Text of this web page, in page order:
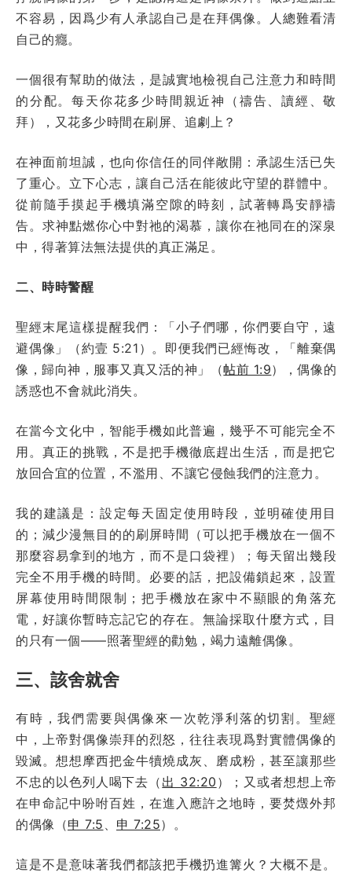
不容易，因爲少有人承認自己是在拜偶像。人總難看清
自己的癮。
一個很有幫助的做法，是誠實地檢視自己注意力和時間
的分配。每天你花多少時間親近神（禱告、讀經、敬
拜），又花多少時間在刷屏、追劇上？
在神面前坦誠，也向你信任的同伴敞開：承認生活已失
了重心。立下心志，讓自己活在能彼此守望的群體中。
從前隨手摸起手機填滿空隙的時刻，試著轉爲安靜禱
告。求神點燃你心中對祂的渴慕，讓你在祂同在的深泉
中，得著算法無法提供的真正滿足。
二、時時警醒
聖經末尾這樣提醒我們：「小子們哪，你們要自守，遠
避偶像」（約壹 5:21）。即便我們已經悔改，「離棄偶
像，歸向神，服事又真又活的神」（帖前 1:9），偶像的
誘惑也不會就此消失。
在當今文化中，智能手機如此普遍，幾乎不可能完全不
用。真正的挑戰，不是把手機徹底趕出生活，而是把它
放回合宜的位置，不濫用、不讓它侵蝕我們的注意力。
我的建議是：設定每天固定使用時段，並明確使用目
的；減少漫無目的的刷屏時間（可以把手機放在一個不
那麼容易拿到的地方，而不是口袋裡）；每天留出幾段
完全不用手機的時間。必要的話，把設備鎖起來，設置
屏幕使用時間限制；把手機放在家中不顯眼的角落充
電，好讓你暫時忘記它的存在。無論採取什麼方式，目
的只有一個——照著聖經的勸勉，竭力遠離偶像。
三、該舍就舍
有時，我們需要與偶像來一次乾淨利落的切割。聖經
中，上帝對偶像崇拜的烈怒，往往表現爲對實體偶像的
毀滅。想想摩西把金牛犢燒成灰、磨成粉，甚至讓那些
不忠的以色列人喝下去（ 出 32:20 ）；又或者想想上帝
在申命記中吩咐百姓，在進入應許之地時，要焚燬外邦
的偶像（申 7:5 申 7:25）。
這是不是意味著我們都該把手機扔進篝火？大概不是。